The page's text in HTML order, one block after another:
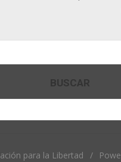
BUSCAR
para la Libertad /